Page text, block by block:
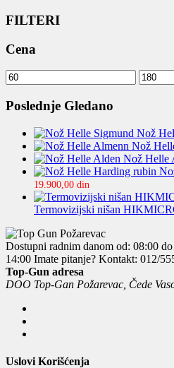
FILTERI
Cena
Minimalna
cena
cena
Poslednje Gledano
Nož
Nož
Nož Helle
19.900,00 din
Termovizijski nišan
Dostupni radnim danom od: 08:00
14:00 Imate pitanje? Kontakt: 012/
Top-Gun adresa
DOO Top-Gan Požarevac, Čede
Uslovi Korišćenja